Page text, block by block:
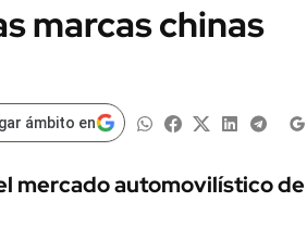
MUNDO
LIFESTYLE
marcas chinas
ámbito en
mercado automovilístico de